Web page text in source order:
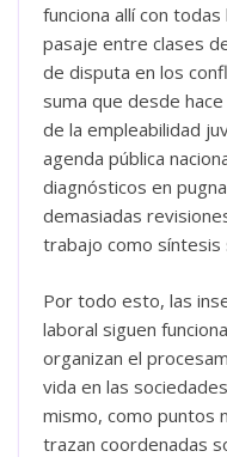
funciona allí con
pasaje entre clases
de disputa en los
suma que desde
de la empleabilidad
agenda pública
diagnósticos en
demasiadas
trabajo como síntesis
Por todo esto, las
laboral siguen
organizan el
vida en las
mismo, como puntos
trazan coordenadas